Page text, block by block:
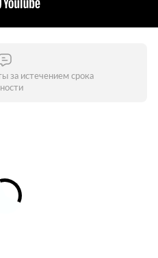
за истечением срока